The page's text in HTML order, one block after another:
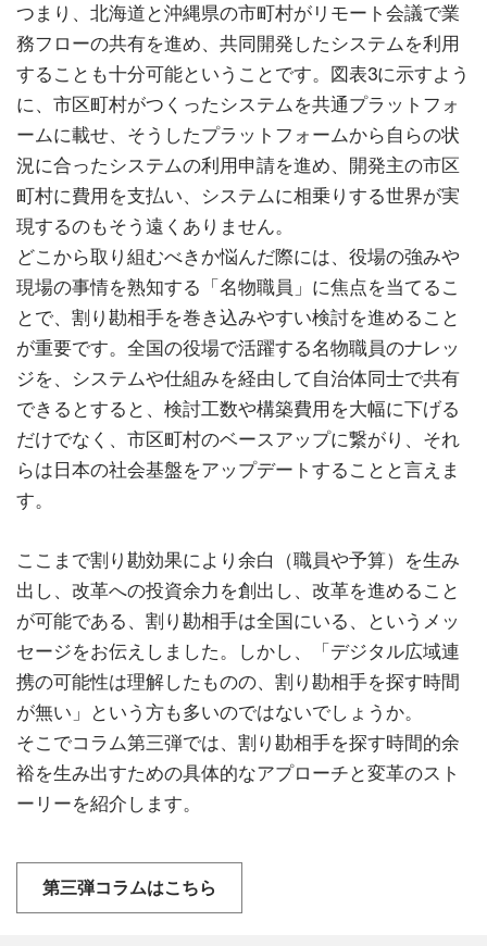
つまり、北海道と沖縄県の市町村がリモート会議で業
務フローの共有を進め、共同開発したシステムを利用
することも十分可能ということです。図表3に示すよう
に、市区町村がつくったシステムを共通プラットフォ
ームに載せ、そうしたプラットフォームから自らの状
況に合ったシステムの利用申請を進め、開発主の市区
町村に費用を支払い、システムに相乗りする世界が実
現するのもそう遠くありません。
どこから取り組むべきか悩んだ際には、役場の強みや
現場の事情を熟知する「名物職員」に焦点を当てるこ
とで、割り勘相手を巻き込みやすい検討を進めること
が重要です。全国の役場で活躍する名物職員のナレッ
ジを、システムや仕組みを経由して自治体同士で共有
できるとすると、検討工数や構築費用を大幅に下げる
だけでなく、市区町村のベースアップに繋がり、それ
らは日本の社会基盤をアップデートすることと言えま
す。
ここまで割り勘効果により余白（職員や予算）を生み
出し、改革への投資余力を創出し、改革を進めること
が可能である、割り勘相手は全国にいる、というメッ
セージをお伝えしました。しかし、「デジタル広域連
携の可能性は理解したものの、割り勘相手を探す時間
が無い」という方も多いのではないでしょうか。
そこでコラム第三弾では、割り勘相手を探す時間的余
裕を生み出すための具体的なアプローチと変革のスト
ーリーを紹介します。
第三弾コラムはこちら